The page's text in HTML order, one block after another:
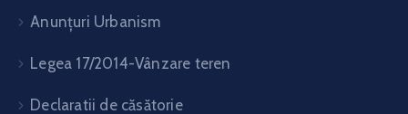
Anunțuri Urbanism
Legea 17/2014-Vânzare teren
Declaratii de căsătorie